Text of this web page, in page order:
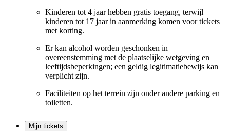
Kinderen tot 4 jaar hebben gratis toegang, terwijl
kinderen tot 17 jaar in aanmerking komen voor tickets
met korting.
Er kan alcohol worden geschonken in
overeenstemming met de plaatselijke wetgeving en
leeftijdsbeperkingen; een geldig legitimatiebewijs kan
verplicht zijn.
Faciliteiten op het terrein zijn onder andere parking en
toiletten.
Mijn tickets